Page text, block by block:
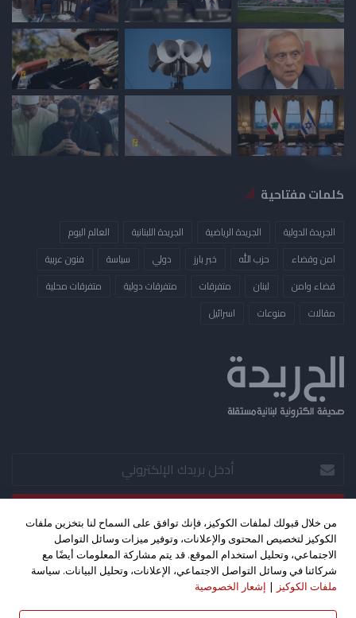
كلمات مفتاحية
الجريدة الدولية الجريدة الرياضية الجريدة اللبنانية
العالم اليوم
امن وقضاء
حزب الله خبر بارز دولي سياسة
فنون عربية
قضاء وامن
لبنان متفرقات متفرقات دولية
متفرقات محلية
مقالات
منوعات ​اسرائيل
أدخل
بريدك
الإلكتروني
فيسبوك
‫X
‫YouTube
من خلال قبولك لملفات الكوكيز، فإنك توافق على السماح لنا بتخزين ملفات
الكوكيز لتخصيص المحتوى والإعلانات، وتوفير ميزات وسائل التواصل
الاجتماعي، وتحليل استخدام الموقع. قد يتم مشاركة المعلومات أيضًا مع
شركائنا في وسائل التواصل الاجتماعي، الإعلانات، وتحليل البيانات. سياسة
ملفات الكوكيز | إشعار الخصوصية